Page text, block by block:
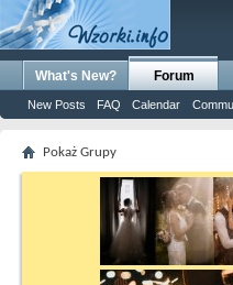
What's New? Forum
New Posts FAQ Calendar
Pokaż Grupy